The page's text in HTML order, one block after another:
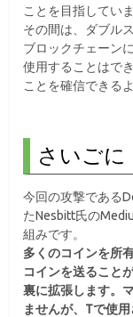
ことを目指していま
その間は、ダブル
ブロックチェーン
使用することはで
ことを確信できる
さいごに
今回の攻撃である
たNesbitt氏の
組みです。
多くのコインを所
コインを送ること
裏に拡張します。
ませんが、Tで使